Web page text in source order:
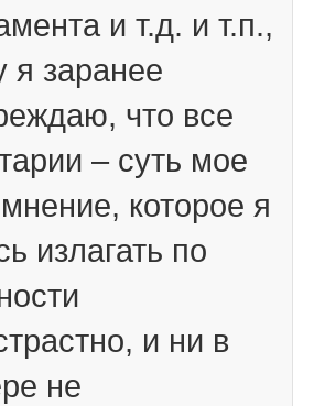
и т.д. и т.п.,
я заранее
что все
– суть мое
которое я
излагать по
и ни в
не